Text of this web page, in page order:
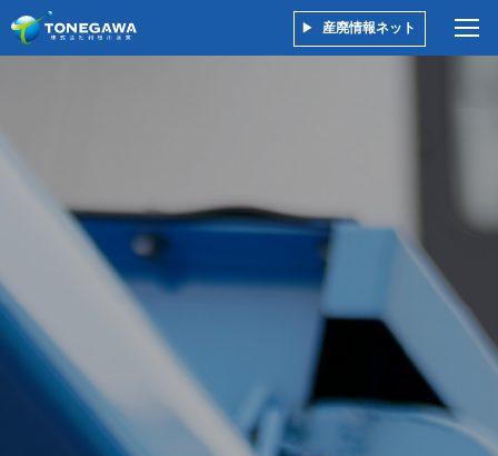
産廃情報ネット